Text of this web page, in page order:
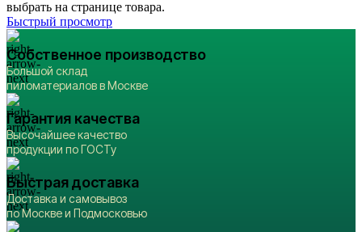
выбрать на странице товара.
Быстрый просмотр
Собственное производство
Большой склад
пиломатериалов в Москве
Гарантия качества
Высочайшее качество
продукции по ГОСТу
Быстрая доставка
Доставка и самовывоз
по Москве и Подмосковью